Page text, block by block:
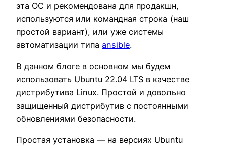
эта ОС и рекомендована для продакшн,
используются или командная строка (наш
простой вариант), или уже системы
автоматизации типа ansible.
В данном блоге в основном мы будем
использовать Ubuntu 22.04 LTS в качестве
дистрибутива Linux. Простой и довольно
защищенный дистрибутив с постоянными
обновлениями безопасности.
Простая установка — на версиях Ubuntu